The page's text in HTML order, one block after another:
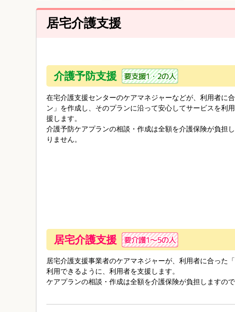
居宅介護支援
介護予防支援
在宅介護支援センターのケアマネジャーなどが、利用者に
ン」を作成し、そのプランに沿って安心してサービスを利
援します。
介護予防ケアプランの相談・作成は全額を介護保険が負担
りません。
居宅介護支援
居宅介護支援事業者のケアマネジャーが、利用者に合った
利用できるように、利用者を支援します。
ケアプランの相談・作成は全額を介護保険が負担しますの